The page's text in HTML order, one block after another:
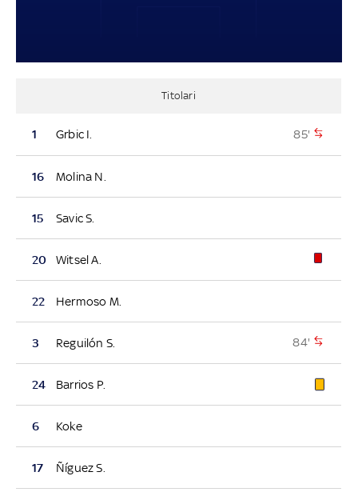
Titolari
1 Grbic I. 85'
16 Molina N.
15 Savic S.
20 Witsel A.
22 Hermoso M.
3 Reguilón S. 84'
24 Barrios P.
6 Koke
17 Ñíguez S.